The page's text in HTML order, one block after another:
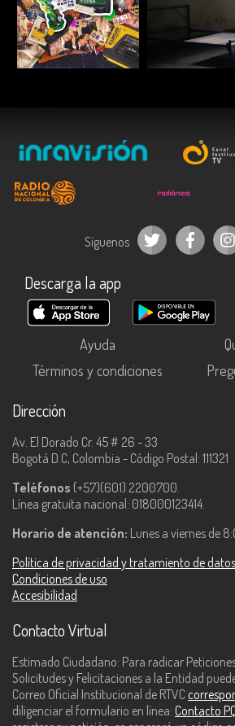
ESCUCHAR
Síguenos
Descarga la app
Ayuda
Términos y condiciones
Dirección
Av. El Dorado Cr. 45 # 26 - 33
Bogotá D.C, Colombia - Código Postal: 111321
Teléfonos (+57)(601) 2200700.
Línea gratuita nacional: 018000123414.
Horario de atención: Lunes a viernes de
Política de privacidad y tratamiento de
Condiciones de uso
Accesibilidad
Contacto Virtual
Estimado Ciudadano: Para radicar
Solicitudes y Felicitaciones a la Entidad
Correo Oficial Institucional de RTVC
diligenciar el formulario en línea: Contacto